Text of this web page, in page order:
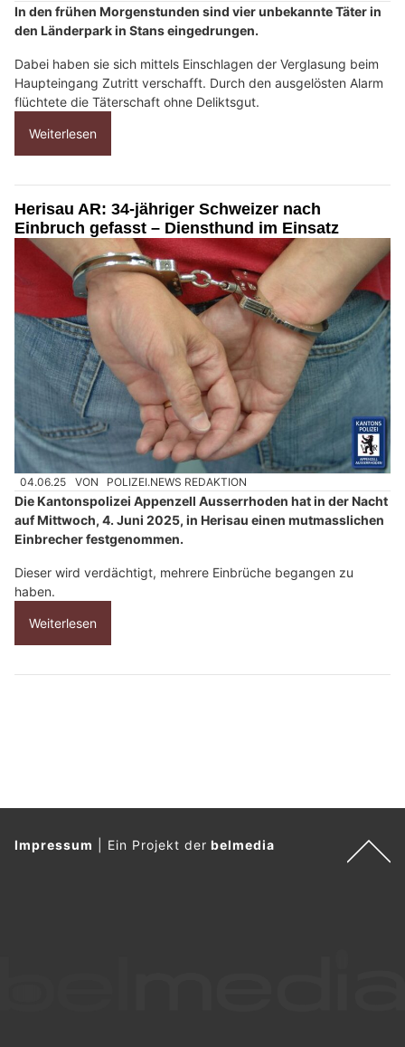
In den frühen Morgenstunden sind vier unbekannte Täter in
den Länderpark in Stans eingedrungen.
Dabei haben sie sich mittels Einschlagen der Verglasung beim
Haupteingang Zutritt verschafft. Durch den ausgelösten Alarm
flüchtete die Täterschaft ohne Deliktsgut.
Weiterlesen
Herisau AR: 34-jähriger Schweizer nach
Einbruch gefasst – Diensthund im Einsatz
04.06.25 VON POLIZEI.NEWS REDAKTION
Die Kantonspolizei Appenzell Ausserrhoden hat in der Nacht
auf Mittwoch, 4. Juni 2025, in Herisau einen mutmasslichen
Einbrecher festgenommen.
Dieser wird verdächtigt, mehrere Einbrüche begangen zu
haben.
Weiterlesen
Impressum Ein Projekt derbelmedia